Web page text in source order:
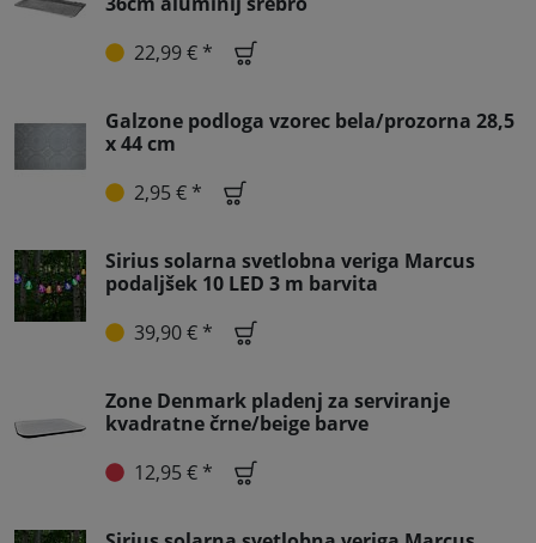
22,99 € *
Galzone podloga vzorec bela/prozorna 28,5
x 44 cm
2,95 € *
Sirius solarna svetlobna veriga Marcus
podaljšek 10 LED 3 m barvita
39,90 € *
Zone Denmark pladenj za serviranje
kvadratne črne/beige barve
12,95 € *